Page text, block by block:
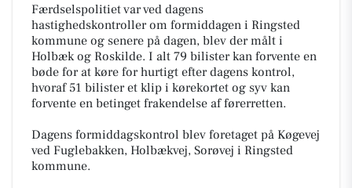
Færdselspolitiet var ved dagens
hastighedskontroller om formiddagen i Ringsted
kommune og senere på dagen, blev der målt i
Holbæk og Roskilde. I alt 79 bilister kan forvente en
bøde for at køre for hurtigt efter dagens kontrol,
hvoraf 51 bilister et klip i kørekortet og syv kan
forvente en betinget frakendelse af førerretten.
Dagens formiddagskontrol blev foretaget på Køgevej
ved Fuglebakken, Holbækvej, Sorøvej i Ringsted
kommune.